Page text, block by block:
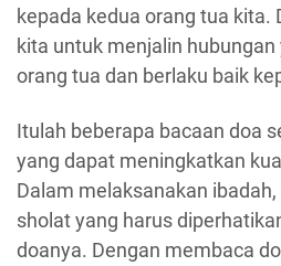
kepada kedua orang tua kita.
kita untuk menjalin
orang tua dan berlaku baik
Itulah beberapa bacaan doa
yang dapat meningkatkan
Dalam melaksanakan
sholat yang harus
doanya. Dengan membaca